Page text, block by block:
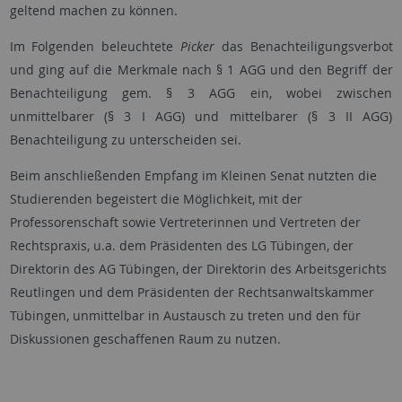
geltend machen zu können.
Im Folgenden beleuchtete Pickerdas Benachteiligungsverbot
und ging auf die Merkmale nach § 1 AGG und den Begriff der
Benachteiligung gem. § 3 AGG ein, wobei zwischen
unmittelbarer (§ 3 I AGG) und mittelbarer (§ 3 II AGG)
Benachteiligung zu unterscheiden sei.
Beim anschließenden Empfang im Kleinen Senat nutzten die
Studierenden begeistert die Möglichkeit, mit der
Professorenschaft sowie Vertreterinnen und Vertreten der
Rechtspraxis, u.a. dem Präsidenten des LG Tübingen, der
Direktorin des AG Tübingen, der Direktorin des Arbeitsgerichts
Reutlingen und dem Präsidenten der Rechtsanwaltskammer
Tübingen, unmittelbar in Austausch zu treten und den für
Diskussionen geschaffenen Raum zu nutzen.